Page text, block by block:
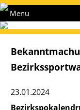
Menu
23.01.2024